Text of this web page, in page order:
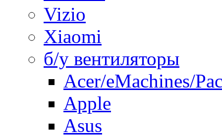
Vizio
Xiaomi
б/у вентиляторы
Acer/eMachines/
Apple
Asus